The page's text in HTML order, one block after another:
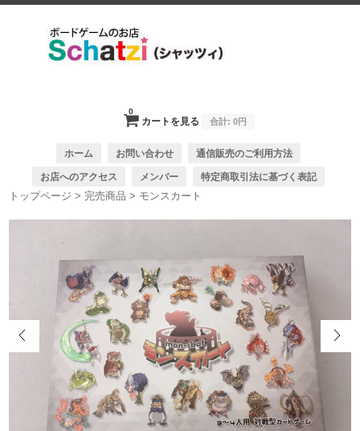
カートを見る
0
合計: 0円
ホーム お問い合わせ 通信販売のご利用方法
お店へのアクセス メンバー 特定商取引法に基づく表記
トップページ > 完売商品 > モンスカート